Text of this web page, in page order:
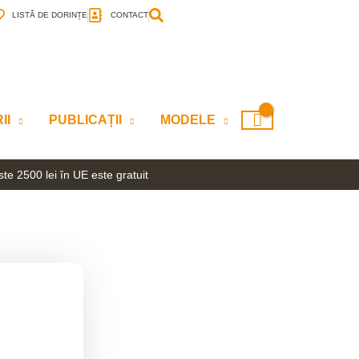
LISTĂ DE DORINȚE CONTACT
PUBLICAȚII MODELE
2500 lei în UE este gratuit